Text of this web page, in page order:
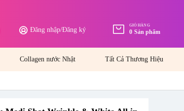
Đăng nhập/Đăng ký
GIỎ HÀNG
0 Sản phẩm
Collagen nước Nhật Tất Cả Thương Hiệu